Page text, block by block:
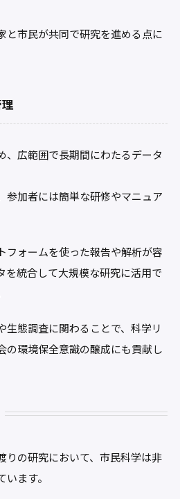
と市民が共同で研究を進める点に
、広範囲で長期間にわたるデータ
参加者には簡単な研修やマニュア
フォームを使った報告や解析が容
を統合して大規模な研究に活用で
生態調査に関わることで、科学リ
の環境保全意識の醸成にも貢献し
りの研究において、市民科学は非
ます。